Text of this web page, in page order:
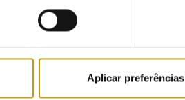
Aplicar preferências